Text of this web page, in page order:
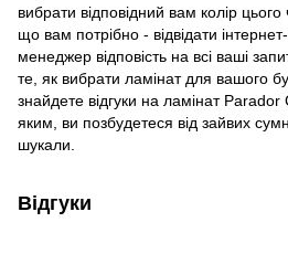
вибрати відповідний вам колір
що вам потрібно - відвідати
менеджер відповість на всі ваші
те, як вибрати ламінат для вашого
знайдете відгуки на ламінат
яким, ви позбудетеся від зайвих
шукали.
Відгуки